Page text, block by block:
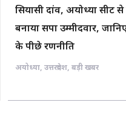
सियासी दांव, अयोध्या सीट
बनाया सपा उम्मीदवार,
के पीछे रणनीति
अयोध्या, उत्तरप्रदेश, बड़ी खबर